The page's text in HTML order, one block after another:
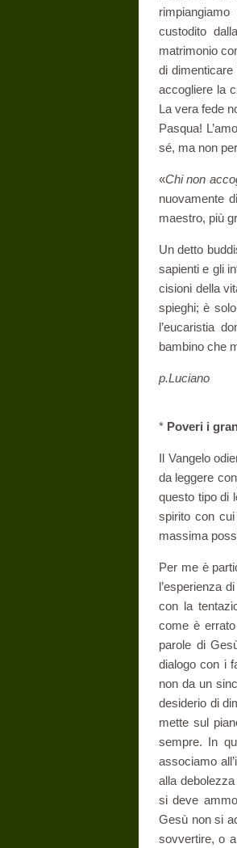
custodito
matrimonio
di
accogliere la
La vera fede
Pasqua!
sé, ma non
«Chi non
nuovamente
maestro, più
Un detto
sapienti e gli
cisioni della
spieghi; è
l’euca­ristia
bambino che
p.Luciano
* Poveri i
Il Vangelo
da leggere
questo tipo di
spirito con cui
mas­sima
Per me è
l’esperienza
con la
come è
parole di
dialogo con i
non da un
desiderio di
mette sul
sempre. In
associamo
alla
si deve
Gesù non si
sovvertire, o